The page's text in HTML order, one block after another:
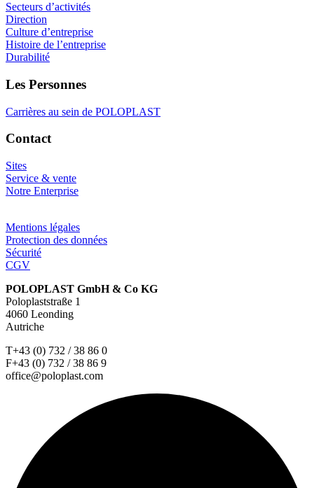
Secteurs d’activités
Direction
Culture d’entreprise
Histoire de l’entreprise
Durabilité
Les Personnes
Carrières au sein de POLOPLAST
Contact
Sites
Service & vente
Notre Enterprise
Mentions légales
Protection des données
Sécurité
CGV
POLOPLAST GmbH & Co KG
Poloplaststraße 1
4060 Leonding
Autriche
T+43 (0) 732 / 38 86 0
F+43 (0) 732 / 38 86 9
office@poloplast.com